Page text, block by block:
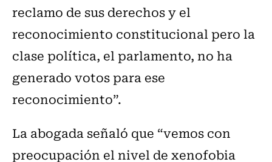
reclamo de sus derechos y el
reconocimiento constitucional pero la
clase política, el parlamento, no ha
generado votos para ese
reconocimiento”.
La abogada señaló que “vemos con
preocupación el nivel de xenofobia